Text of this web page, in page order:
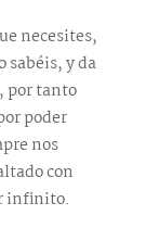
necesites,
sabéis, y da
por tanto
poder
nos
con
infinito.